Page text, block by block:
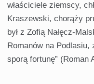
właściciele ziemscy,
Kraszewski, chorąży
był z Zofią Nałęcz-
Romanów na
sporą fortunę” (Roman